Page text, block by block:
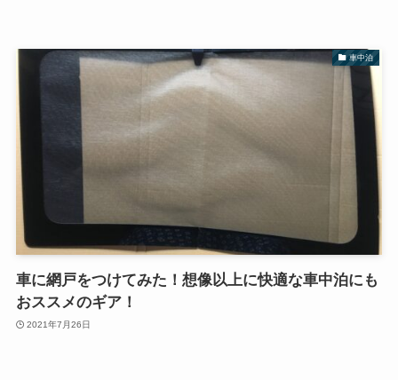
車中泊
車に網戸をつけてみた！想像以上に快適な車中泊にも
おススメのギア！
2021年7月26日